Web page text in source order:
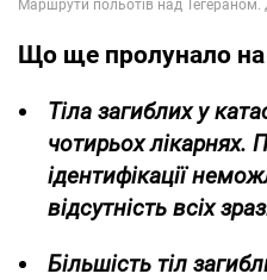
Що ще пролунало
Тіла загиблих у
чотирьох лікарнях.
ідентифікації
відсутність всіх
Більшість тіл